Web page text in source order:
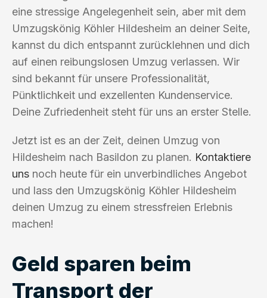
eine stressige Angelegenheit sein, aber mit dem
Umzugskönig Köhler Hildesheim an deiner Seite,
kannst du dich entspannt zurücklehnen und dich
auf einen reibungslosen Umzug verlassen. Wir
sind bekannt für unsere Professionalität,
Pünktlichkeit und exzellenten Kundenservice.
Deine Zufriedenheit steht für uns an erster Stelle.
Jetzt ist es an der Zeit, deinen Umzug von
Hildesheim nach Basildon zu planen. Kontaktiere
uns noch heute für ein unverbindliches Angebot
und lass den Umzugskönig Köhler Hildesheim
deinen Umzug zu einem stressfreien Erlebnis
machen!
Geld sparen beim
Transport der